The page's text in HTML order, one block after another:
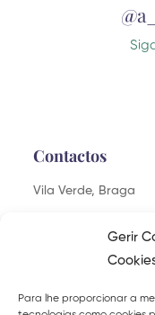
Gerir
Para lhe proporcionar a
Contactos
Vila Verde, Braga